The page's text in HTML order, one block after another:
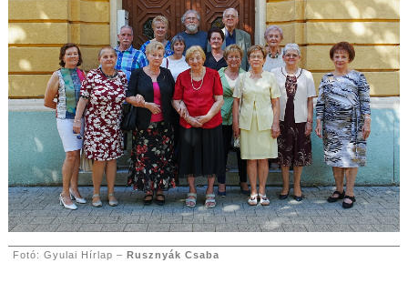
Fotó: Gyulai Hírlap – Rusznyák Csaba